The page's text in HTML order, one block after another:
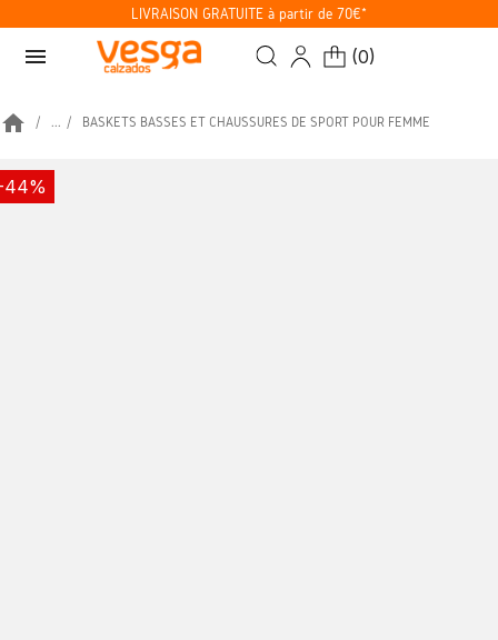
LIVRAISON GRATUITE à partir de 70€*
menu (0)
home ... BASKETS BASSES ET CHAUSSURES DE SPORT POUR FEMME